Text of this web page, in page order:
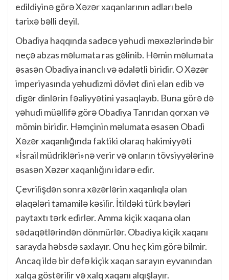
edildiyinə görə Xəzər xaqanlarının adları belə
tarixə bəlli deyil.
Obadiya haqqında sadəcə yəhudi məxəzlərində bir
neçə abzas məlumata ras gəlinib. Həmin məlumata
əsasən Obadiya inanclı və ədalətli biridir. O Xəzər
imperiyasında yəhudizmi dövlət dini elan edib və
digər dinlərin fəaliyyətini yasaqlayıb. Buna görə də
yəhudi müəllifə görə Obadiya Tanrıdan qorxan və
mömin biridir. Həmçinin məlumata əsasən Obadi
Xəzər xaqanlığında faktiki olaraq hakimiyyəti
«İsrail müdrikləri»nə verir və onların tövsiyyələrinə
əsasən Xəzər xaqanlığını idarə edir.
Çevrilişdən sonra xəzərlərin xaqanlıqla olan
əlaqələri tamamilə kəsilir. İtildəki türk bəyləri
paytaxtı tərk edirlər. Amma kiçik xaqana olan
sədaqətlərindən dönmürlər. Obadiya kiçik xaqanı
sarayda həbsdə saxlayır. Onu heç kim görə bilmir.
Ancaq ildə bir dəfə kiçik xaqan sarayın eyvanından
xalqa göstərilir və xalq xaqanı alqışlayır.